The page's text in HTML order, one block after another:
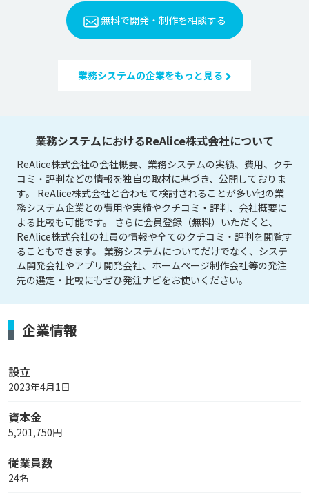
無料で開発・制作を相談する
業務システムの企業をもっと見る
業務システムにおけるReAlice株式会社について
ReAlice株式会社の会社概要、業務システムの実績、費用、クチ
コミ・評判などの情報を独自の取材に基づき、公開しておりま
す。 ReAlice株式会社と合わせて検討されることが多い他の業
務システム企業との費用や実績やクチコミ・評判、会社概要に
よる比較も可能です。 さらに会員登録（無料）いただくと、
ReAlice株式会社の社員の情報や全てのクチコミ・評判を閲覧す
ることもできます。 業務システムについてだけでなく、システ
ム開発会社やアプリ開発会社、ホームページ制作会社等の発注
先の選定・比較にもぜひ発注ナビをお使いください。
企業情報
設立
2023年4月1日
資本金
5,201,750円
従業員数
24名